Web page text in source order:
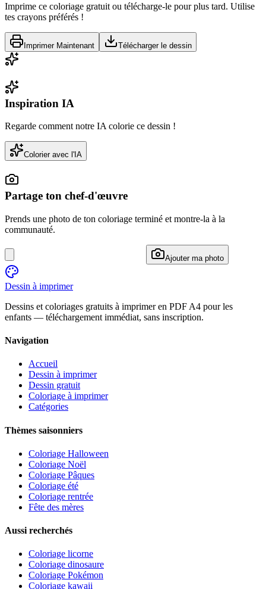
Imprime ce coloriage gratuit ou télécharge-le pour plus tard. Utilise
tes crayons préférés !
Imprimer Maintenant Télécharger le dessin
Inspiration IA
Regarde comment notre IA colorie ce dessin !
Colorier avec l'IA
Partage ton chef-d'œuvre
Prends une photo de ton coloriage terminé et montre-la à la
communauté.
Ajouter ma photo
Dessin à imprimer
Dessins et coloriages gratuits à imprimer en PDF A4 pour les
enfants — téléchargement immédiat, sans inscription.
Navigation
Accueil
Dessin à imprimer
Dessin gratuit
Coloriage à imprimer
Catégories
Thèmes saisonniers
Coloriage Halloween
Coloriage Noël
Coloriage Pâques
Coloriage été
Coloriage rentrée
Fête des mères
Aussi recherchés
Coloriage licorne
Coloriage dinosaure
Coloriage Pokémon
Coloriage kawaii